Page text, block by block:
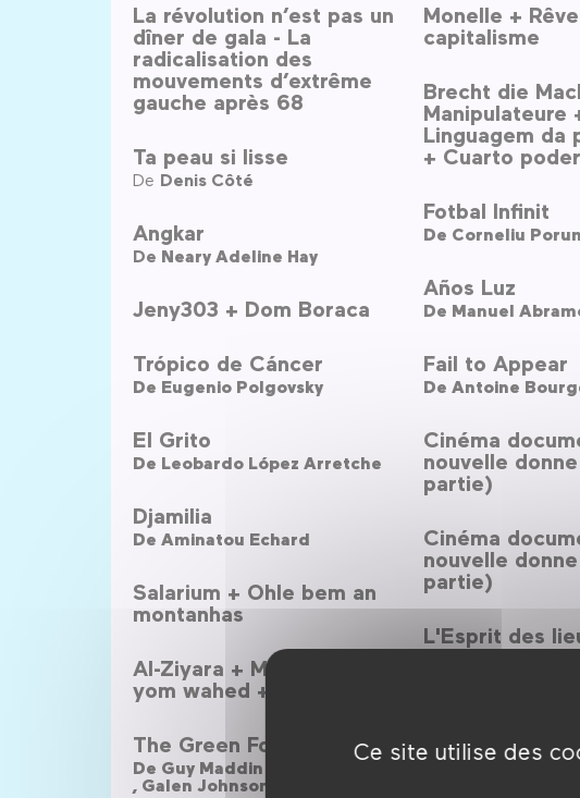
Ce site utilise des
La révolution n’est pas un
dîner de gala - La
radicalisation des
mouvements d’extrême
gauche après 68
Ta peau si lisse
De Denis Côté
Angkar
De Neary Adeline Hay
Jeny303 + Dom Boraca
Trópico de Cáncer
De Eugenio Polgovsky
El Grito
De Leobardo López Arretche
Djamilia
De Aminatou Echard
Salarium + Ohle bem an
montanhas
Al-Ziyara + Miat wajh li
yom wahed + Munich
The Green Fog
De
, Galen Johnson
Monelle +
capitalisme
Brecht die
Manipulateure
Linguagem da
+ Cuarto poder
Fotbal Infinit
De Corneliu
Años Luz
De Manuel
Fail to Appear
De Antoine
Cinéma
nouvelle
partie)
Cinéma
nouvelle
partie)
L'Esprit des
DeAlexander